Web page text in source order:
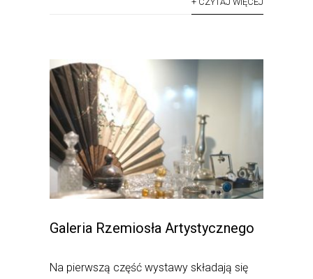
Galeria Rzemiosła Artystycznego
Na pierwszą część wystawy składają się